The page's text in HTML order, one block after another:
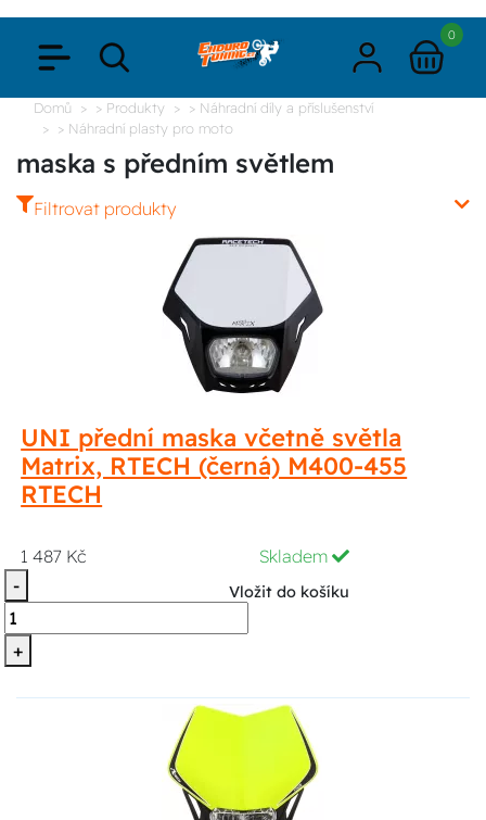
0
Domů > Produkty
> Náhradní díly a příslušenství
> Náhradní plasty pro moto
maska s předním světlem
Filtrovat produkty
UNI přední maska včetně světla
Matrix, RTECH (černá) M400-455
RTECH
1 487 Kč
Skladem
-
+
Vložit do košíku